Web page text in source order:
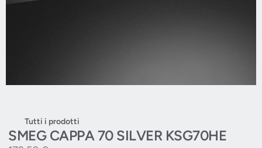
Tutti i prodotti
SMEG CAPPA 70 SILVER KSG70HE